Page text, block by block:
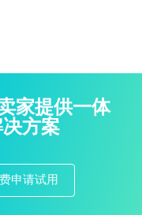
家提供一体
方案
申请试用